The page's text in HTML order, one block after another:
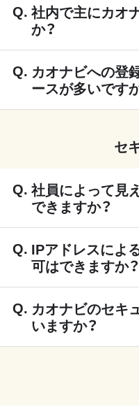
社内で主にカオ
か？
カオナビへの登
ースが多いです
セ
社員によって見
できますか？
IPアドレスによ
可はできますか？
カオナビのセキ
いますか？